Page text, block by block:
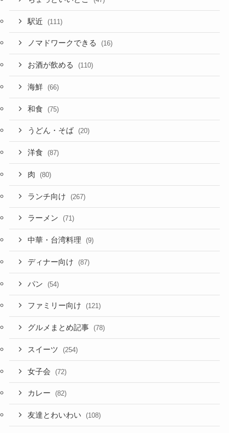
駅近 (111)
ノマドワークできる (16)
お酒が飲める (110)
海鮮 (66)
和食 (75)
うどん・そば (20)
洋食 (87)
肉 (80)
ランチ向け (267)
ラーメン (71)
中華・台湾料理 (9)
ディナー向け (87)
パン (54)
ファミリー向け (121)
グルメまとめ記事 (78)
スイーツ (254)
女子会 (72)
カレー (82)
友達とわいわい (108)